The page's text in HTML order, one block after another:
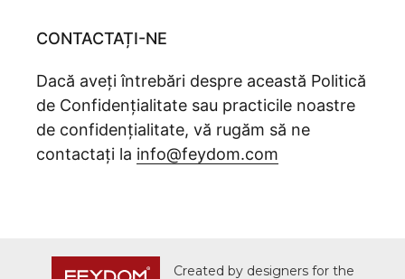
CONTACTAȚI-NE
Dacă aveți întrebări despre această Politică
de Confidențialitate sau practicile noastre
de confidențialitate, vă rugăm să ne
contactați la info@feydom.com
Created by designers for the